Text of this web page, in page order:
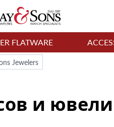
FLATWARE
Jewelers
и